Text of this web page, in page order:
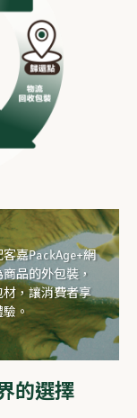
客嘉PackAge+網
品的外包裝，
，讓消費者享
驗。
的選擇